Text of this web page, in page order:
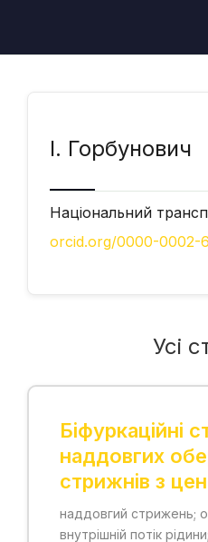
І. Горбунович
Національний
orcid.org/0000-0002-
Усі
Біфуркаційні
наддовгих
стрижнів з
наддовгий стрижень;
внутрішній потік